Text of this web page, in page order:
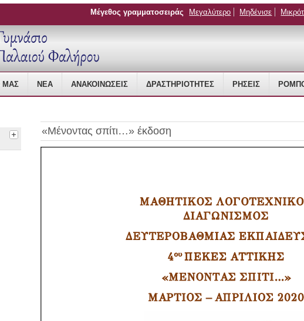
Management
ΜΑΣ ΝΈΑ ΑΝΑΚΟΙΝΏΣΕΙΣ ΔΡΑΣΤΗΡΙΌΤΗΤΕΣ ΡΉΣΕΙΣ
Μέγεθος γραμματοσειράς Μεγαλύτερο Μηδένισε
«Μένοντας σπίτι…» έκδοση